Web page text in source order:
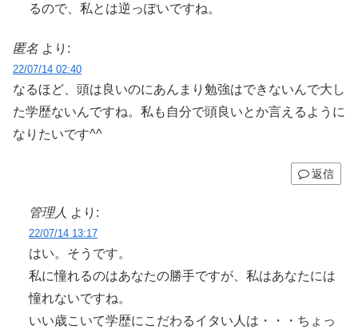
るので、私とは逆っぽいですね。
匿名 より:
22/07/14 02:40
なるほど、頭は良いのにあんまり勉強はできないんで大し
た学歴ないんですね。私も自分で頭良いとか言えるように
なりたいです^^
返信
管理人 より:
22/07/14 13:17
はい。そうです。
私に憧れるのはあなたの勝手ですが、私はあなたには
憧れないですね。
いい歳こいて学歴にこだわるイタい人は・・・ちょっ